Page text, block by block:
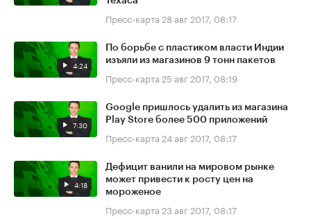
Пресс-карта 28 авг 2017, 08:17
4:24
По борьбе с пластиком власти Индии
изъяли из магазинов 9 тонн пакетов
Пресс-карта 25 авг 2017, 08:19
7:30
Google пришлось удалить из магазина
Play Store более 500 приложений
Пресс-карта 24 авг 2017, 08:17
4:18
Дефицит ванили на мировом рынке
может привести к росту цен на
мороженое
Пресс-карта 23 авг 2017, 08:17